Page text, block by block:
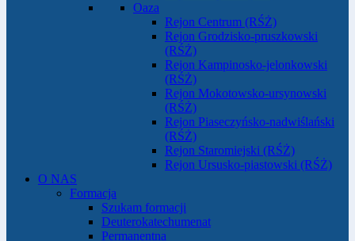
Oaza
Rejon Centrum (RŚŻ)
Rejon Grodzisko-pruszkowski
(RŚŻ)
Rejon Kampinosko-jelonkowski
(RŚŻ)
Rejon Mokotowsko-ursynowski
(RŚŻ)
Rejon Piaseczyńsko-nadwiślański
(RŚŻ)
Rejon Staromiejski (RŚŻ)
Rejon Ursusko-piastowski (RŚŻ)
O NAS
Formacja
Szukam formacji
Deuterokatechumenat
Permanentna